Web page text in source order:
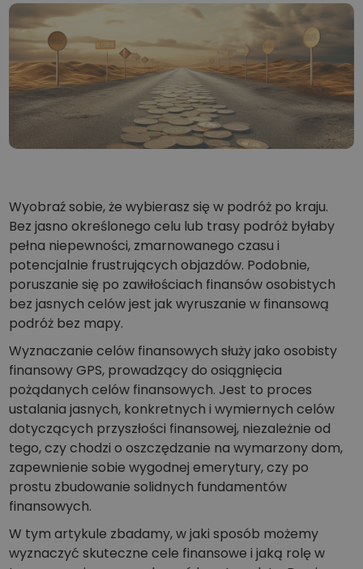
...dziś byłoby to warte
Inteligentne portfolio
Mądry sposób na inwestowanie w kryptowaluty
Portfel Kriptomat
Bezpieczny i prosty krypto portfel
Explorer inwestycji
Znajdź swoją strategię kryptowalut
Skarbiec
Zachowaj kryptowaluty na swoją przyszłość
Zakup Cykliczny
Regularnie zaplanowane inwestycje (DCA)
Alerty cenowe
Aktualizacje cen ulubionych tokenów w czasie rzeczywistym
Przeglądaj aktywa
Odkryj możliwości inwestycyjne
Analiza portfolio
Inteligentna obserwacja zapewniająca optymalne wyniki
Wyobraź sobie, że wybierasz się w podróż po kraju.
Bez jasno określonego celu lub trasy podróż byłaby
pełna niepewności, zmarnowanego czasu i
potencjalnie frustrujących objazdów. Podobnie,
poruszanie się po zawiłościach finansów osobistych
bez jasnych celów jest jak wyruszanie w finansową
podróż bez mapy.
Wyznaczanie celów finansowych służy jako osobisty
finansowy GPS, prowadzący do osiągnięcia
pożądanych celów finansowych. Jest to proces
ustalania jasnych, konkretnych i wymiernych celów
dotyczących przyszłości finansowej, niezależnie od
tego, czy chodzi o oszczędzanie na wymarzony dom,
zapewnienie sobie wygodnej emerytury, czy po
prostu zbudowanie solidnych fundamentów
finansowych.
W tym artykule zbadamy, w jaki sposób możemy
wyznaczyć skuteczne cele finansowe i jaką rolę w